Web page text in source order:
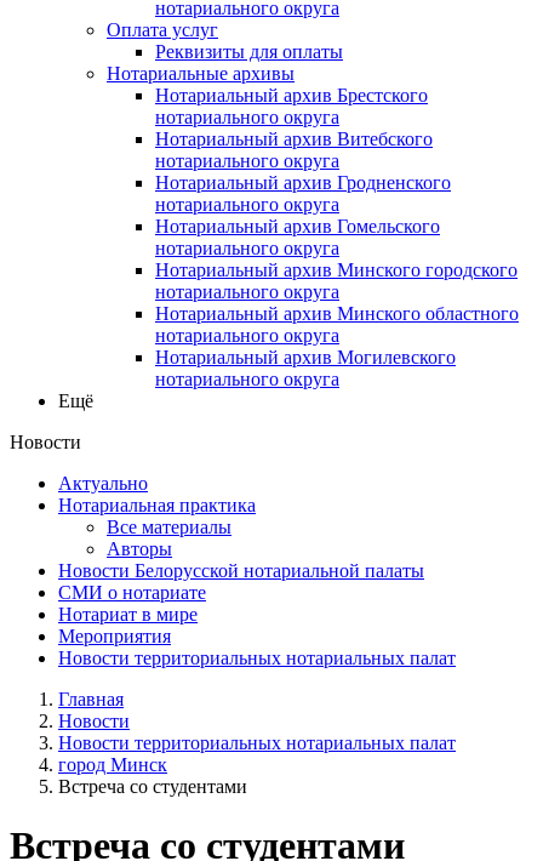
нотариального округа
Оплата услуг
Реквизиты для оплаты
Нотариальные архивы
Нотариальный архив Брестского
нотариального округа
Нотариальный архив Витебского
нотариального округа
Нотариальный архив Гродненского
нотариального округа
Нотариальный архив Гомельского
нотариального округа
Нотариальный архив Минского городского
нотариального округа
Нотариальный архив Минского областного
нотариального округа
Нотариальный архив Могилевского
нотариального округа
Ещё
Новости
Актуально
Нотариальная практика
Все материалы
Авторы
Новости Белорусской нотариальной палаты
СМИ о нотариате
Нотариат в мире
Мероприятия
Новости территориальных нотариальных палат
Главная
Новости
Новости территориальных нотариальных палат
город Минск
Встреча со студентами
Встреча со студентами